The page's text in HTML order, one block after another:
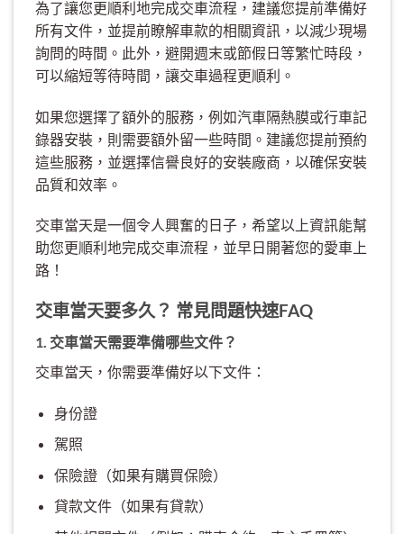
為了讓您更順利地完成交車流程，建議您提前準備好
所有文件，並提前瞭解車款的相關資訊，以減少現場
詢問的時間。此外，避開週末或節假日等繁忙時段，
可以縮短等待時間，讓交車過程更順利。
如果您選擇了額外的服務，例如汽車隔熱膜或行車記
錄器安裝，則需要額外留一些時間。建議您提前預約
這些服務，並選擇信譽良好的安裝廠商，以確保安裝
品質和效率。
交車當天是一個令人興奮的日子，希望以上資訊能幫
助您更順利地完成交車流程，並早日開著您的愛車上
路！
交車當天要多久？ 常見問題快速FAQ
1. 交車當天需要準備哪些文件？
交車當天，你需要準備好以下文件：
身份證
駕照
保險證（如果有購買保險）
貸款文件（如果有貸款）